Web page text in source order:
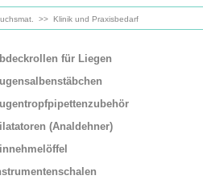
>> Klinik und Praxisbedarf
für Liegen
(Analdehner)